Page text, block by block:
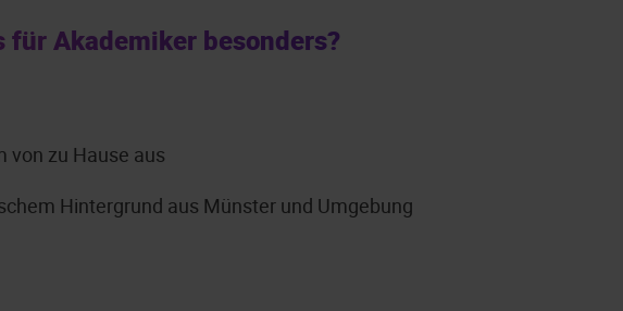
für Akademiker besonders?
von zu Hause aus
Hintergrund aus Münster und Umgebung